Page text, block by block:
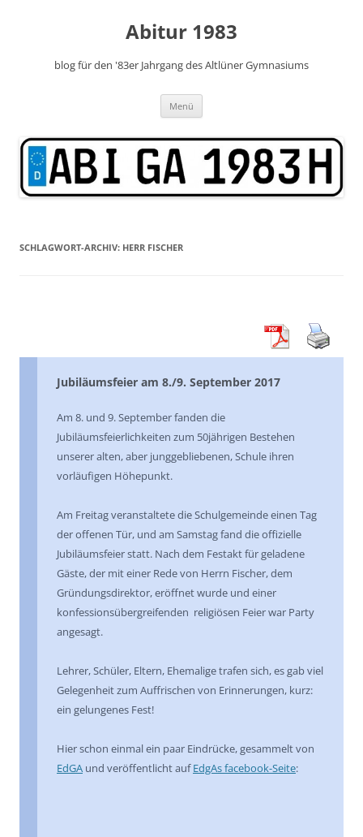
Abitur 1983
blog für den '83er Jahrgang des Altlüner Gymnasiums
Menü
SCHLAGWORT-ARCHIV: HERR FISCHER
Jubiläumsfeier am 8./9. September 2017
Am 8. und 9. September fanden die
Jubiläumsfeierlichkeiten zum 50jährigen Bestehen
unserer alten, aber junggebliebenen, Schule ihren
vorläufigen Höhepunkt.
Am Freitag veranstaltete die Schulgemeinde einen Tag
der offenen Tür, und am Samstag fand die offizielle
Jubiläumsfeier statt. Nach dem Festakt für geladene
Gäste, der mit einer Rede von Herrn Fischer, dem
Gründungsdirektor, eröffnet wurde und einer
konfessionsübergreifenden religiösen Feier war Party
angesagt.
Lehrer, Schüler, Eltern, Ehemalige trafen sich, es gab viel
Gelegenheit zum Auffrischen von Erinnerungen, kurz:
ein gelungenes Fest!
Hier schon einmal ein paar Eindrücke, gesammelt von
EdGA und veröffentlicht aufEdgAs facebook-Seite: